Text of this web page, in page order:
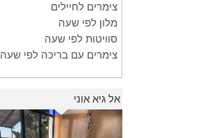
צימרים לחיילים
מלון לפי שעה
סוויטות לפי שעה
צימרים עם בריכה לפי שעה
אל גיא אוני